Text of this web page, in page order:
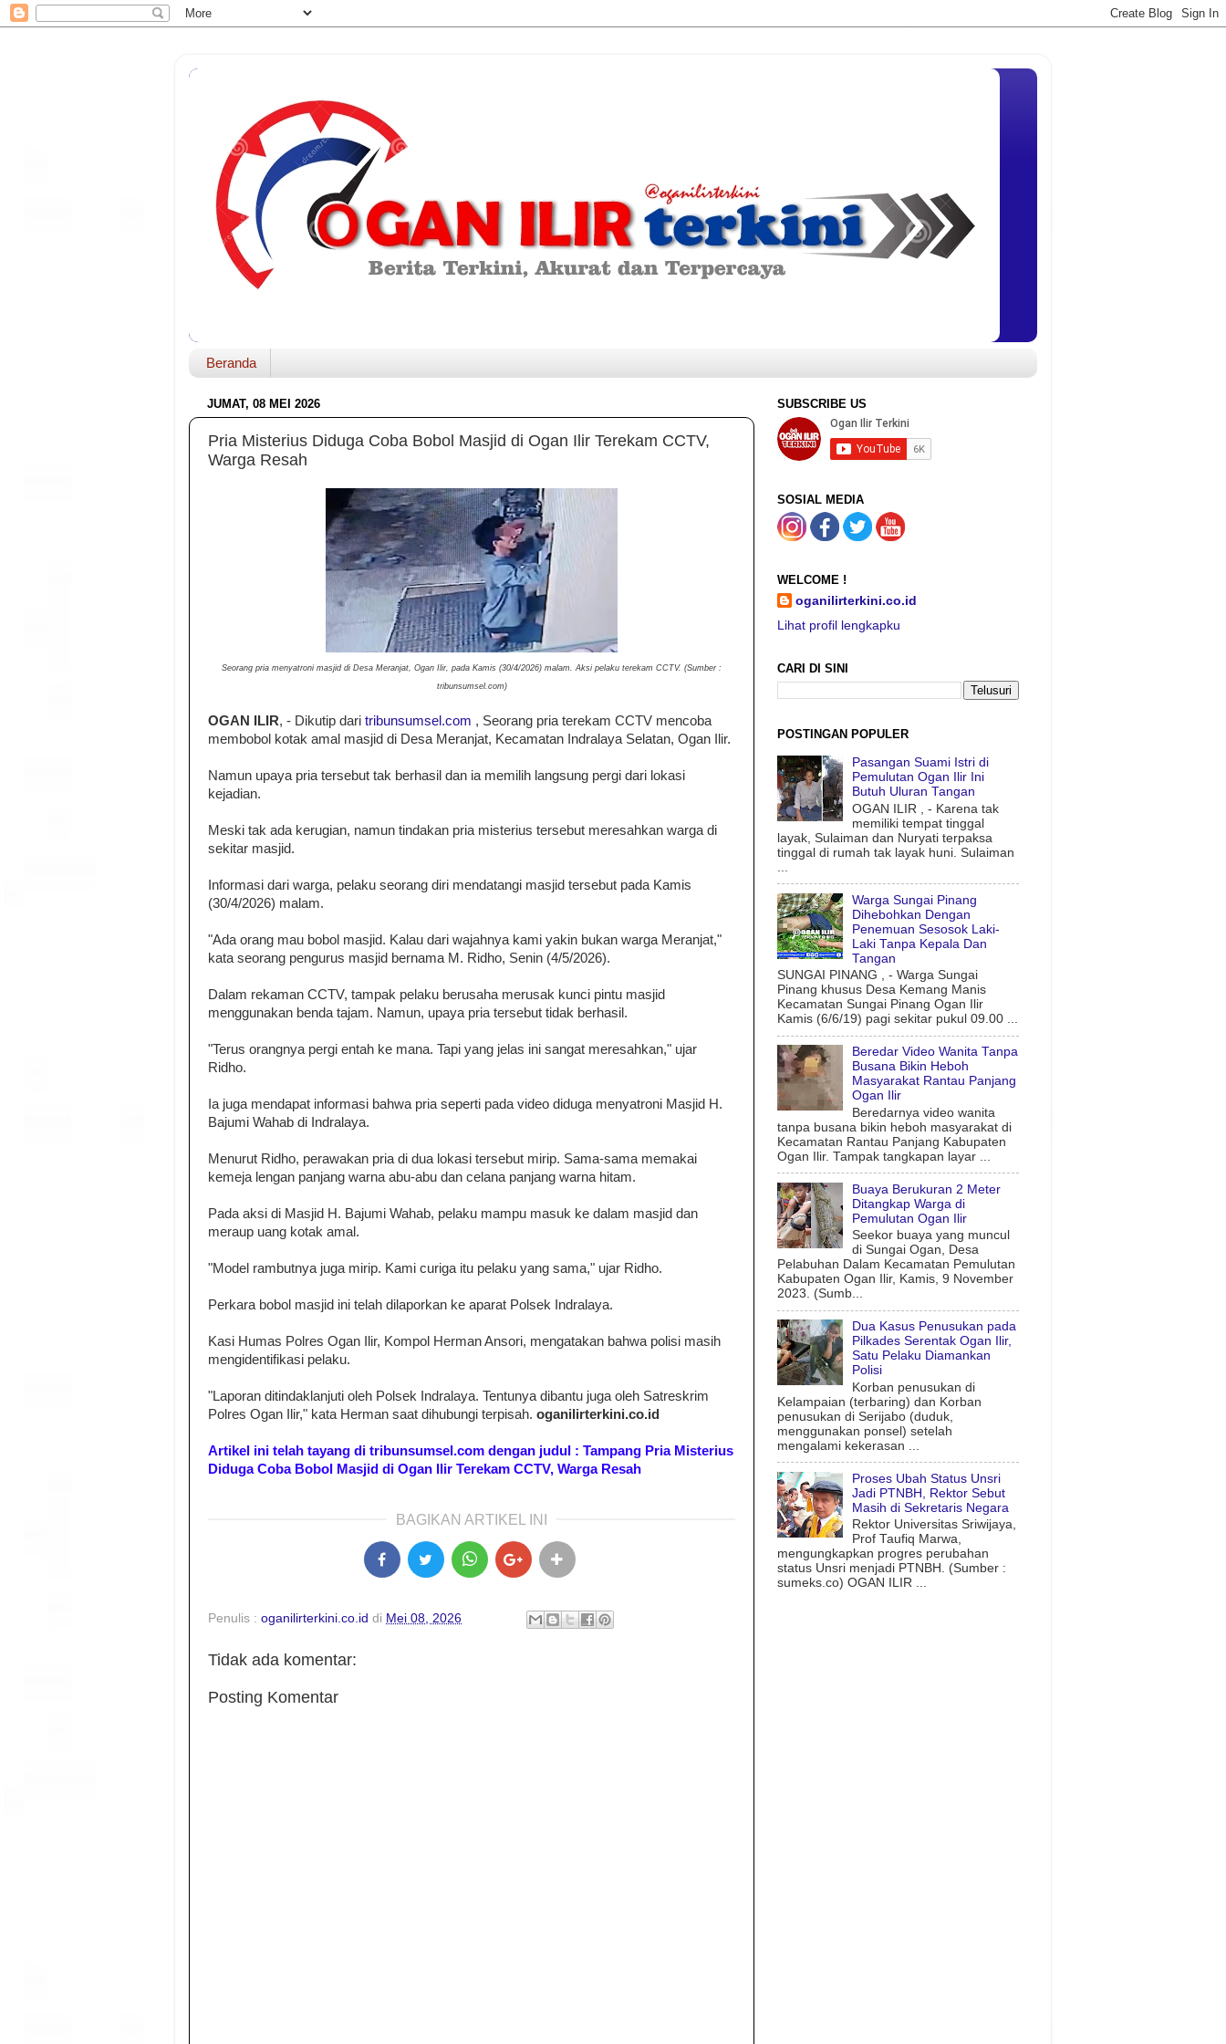
Beranda
JUMAT, 08 MEI 2026
Pria Misterius Diduga Coba Bobol Masjid di Ogan Ilir Terekam CCTV,
Warga Resah
Seorang pria menyatroni masjid di Desa Meranjat, Ogan Ilir, pada Kamis (30/4/2026) malam. Aksi pelaku terekam CCTV. (Sumber :
tribunsumsel.com)
OGAN ILIR, - Dikutip dari tribunsumsel.com , Seorang pria terekam CCTV mencoba
membobol kotak amal masjid di Desa Meranjat, Kecamatan Indralaya Selatan, Ogan Ilir.
Namun upaya pria tersebut tak berhasil dan ia memilih langsung pergi dari lokasi
kejadian.
Meski tak ada kerugian, namun tindakan pria misterius tersebut meresahkan warga di
sekitar masjid.
Informasi dari warga, pelaku seorang diri mendatangi masjid tersebut pada Kamis
(30/4/2026) malam.
"Ada orang mau bobol masjid. Kalau dari wajahnya kami yakin bukan warga Meranjat,"
kata seorang pengurus masjid bernama M. Ridho, Senin (4/5/2026).
Dalam rekaman CCTV, tampak pelaku berusaha merusak kunci pintu masjid
menggunakan benda tajam. Namun, upaya pria tersebut tidak berhasil.
"Terus orangnya pergi entah ke mana. Tapi yang jelas ini sangat meresahkan," ujar
Ridho.
Ia juga mendapat informasi bahwa pria seperti pada video diduga menyatroni Masjid H.
Bajumi Wahab di Indralaya.
Menurut Ridho, perawakan pria di dua lokasi tersebut mirip. Sama-sama memakai
kemeja lengan panjang warna abu-abu dan celana panjang warna hitam.
Pada aksi di Masjid H. Bajumi Wahab, pelaku mampu masuk ke dalam masjid dan
meraup uang kotak amal.
"Model rambutnya juga mirip. Kami curiga itu pelaku yang sama," ujar Ridho.
Perkara bobol masjid ini telah dilaporkan ke aparat Polsek Indralaya.
Kasi Humas Polres Ogan Ilir, Kompol Herman Ansori, mengatakan bahwa polisi masih
mengidentifikasi pelaku.
"Laporan ditindaklanjuti oleh Polsek Indralaya. Tentunya dibantu juga oleh Satreskrim
Polres Ogan Ilir," kata Herman saat dihubungi terpisah. oganilirterkini.co.id
Artikel ini telah tayang di tribunsumsel.com dengan judul : Tampang Pria Misterius
Diduga Coba Bobol Masjid di Ogan Ilir Terekam CCTV, Warga Resah
BAGIKAN ARTIKEL INI
Penulis : oganilirterkini.co.id di Mei 08, 2026
Tidak ada komentar:
Posting Komentar
SUBSCRIBE US
SOSIAL MEDIA
WELCOME !
oganilirterkini.co.id
Lihat profil lengkapku
CARI DI SINI
POSTINGAN POPULER
Pasangan Suami Istri di
Pemulutan Ogan Ilir Ini
Butuh Uluran Tangan
OGAN ILIR , - Karena tak
memiliki tempat tinggal
layak, Sulaiman dan Nuryati terpaksa
tinggal di rumah tak layak huni. Sulaiman
Warga Sungai Pinang
Dihebohkan Dengan
Penemuan Sesosok Laki-
Laki Tanpa Kepala Dan
Tangan
SUNGAI PINANG , - Warga Sungai
Pinang khusus Desa Kemang Manis
Kecamatan Sungai Pinang Ogan Ilir
Kamis (6/6/19) pagi sekitar pukul 09.00 ...
Beredar Video Wanita Tanpa
Busana Bikin Heboh
Masyarakat Rantau Panjang
Ogan Ilir
Beredarnya video wanita
tanpa busana bikin heboh masyarakat di
Kecamatan Rantau Panjang Kabupaten
Ogan Ilir. Tampak tangkapan layar ...
Buaya Berukuran 2 Meter
Ditangkap Warga di
Pemulutan Ogan Ilir
Seekor buaya yang muncul
di Sungai Ogan, Desa
Pelabuhan Dalam Kecamatan Pemulutan
Kabupaten Ogan Ilir, Kamis, 9 November
2023. (Sumb...
Dua Kasus Penusukan pada
Pilkades Serentak Ogan Ilir,
Satu Pelaku Diamankan
Polisi
Korban penusukan di
Kelampaian (terbaring) dan Korban
penusukan di Serijabo (duduk,
menggunakan ponsel) setelah
mengalami kekerasan ...
Proses Ubah Status Unsri
Jadi PTNBH, Rektor Sebut
Masih di Sekretaris Negara
Rektor Universitas Sriwijaya,
Prof Taufiq Marwa,
mengungkapkan progres perubahan
status Unsri menjadi PTNBH. (Sumber :
sumeks.co) OGAN ILIR ...